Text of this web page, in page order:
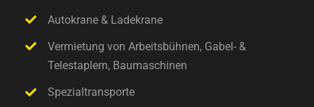
Autokrane & Ladekrane
Vermietung von Arbeitsbühnen, Gabel- &
Telestaplern, Baumaschinen
Spezialtransporte